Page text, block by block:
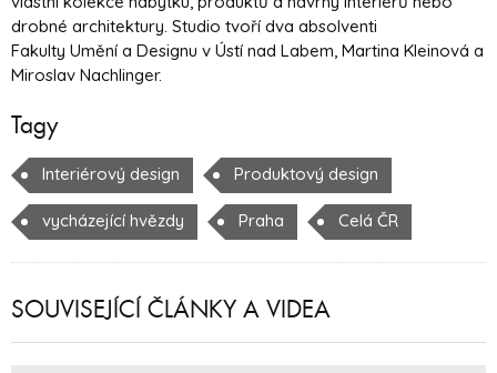
drobné architektury. Studio tvoří dva absolventi
Fakulty Umění a Designu v Ústí nad Labem, Martina Kleinová a
Miroslav Nachlinger.
Tagy
Interiérový design Produktový design
vycházející hvězdy Praha Celá ČR
SOUVISEJÍCÍ ČLÁNKY A VIDEA